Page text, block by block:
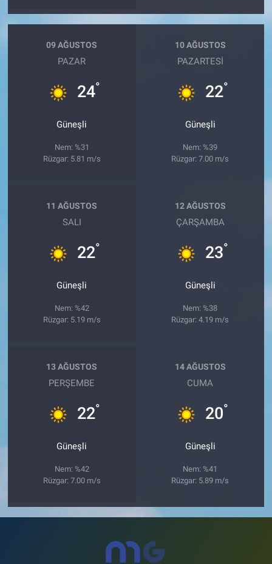
09 AĞUSTOS
PAZAR
24°
Güneşli
Nem: %31
Rüzgar: 5.81 m/s
10 AĞUSTOS
PAZARTESI
22°
Güneşli
Nem: %39
Rüzgar: 7.00 m/s
11 AĞUSTOS
SALI
22°
Güneşli
Nem: %42
Rüzgar: 5.19 m/s
12 AĞUSTOS
ÇARŞAMBA
23°
Güneşli
Nem: %38
Rüzgar: 4.19 m/s
13 AĞUSTOS
PERŞEMBE
22°
Güneşli
Nem: %42
Rüzgar: 7.00 m/s
14 AĞUSTOS
CUMA
20°
Güneşli
Nem: %41
Rüzgar: 5.89 m/s